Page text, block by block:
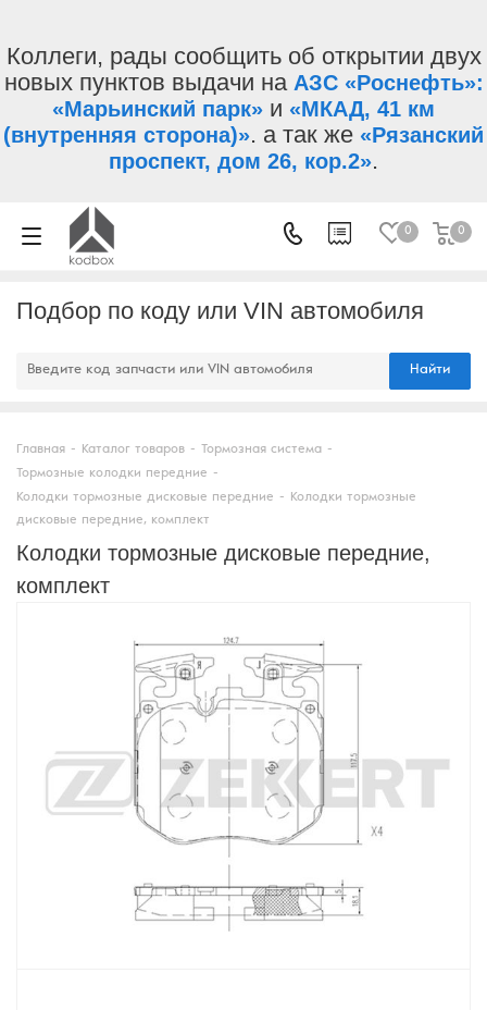
Коллеги, рады сообщить об открытии двух
новых пунктов выдачи на АЗС «Роснефть»:
«Марьинский парк» и «МКАД, 41 км
(внутренняя сторона)». а так же «Рязанский
проспект, дом 26, кор.2».
0 0
Подбор по коду или VIN автомобиля
Найти
Главная - Каталог товаров - Тормозная система -
Тормозные колодки передние -
Колодки тормозные дисковые передние -
Колодки тормозные
дисковые передние, комплект
Колодки тормозные дисковые передние,
комплект